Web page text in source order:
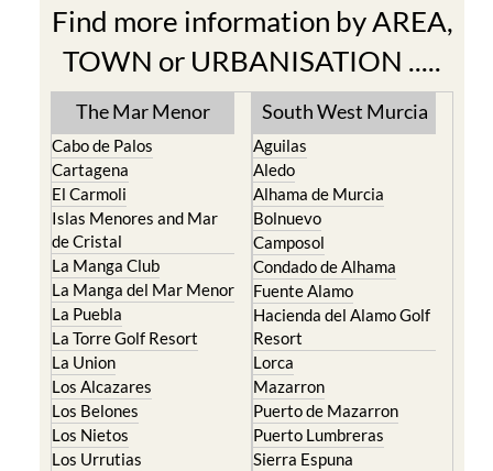
Find more information by AREA,
TOWN or URBANISATION .....
The Mar Menor
Cabo de Palos
Cartagena
El Carmoli
Islas Menores and Mar
de Cristal
La Manga Club
La Manga del Mar Menor
La Puebla
La Torre Golf Resort
La Union
Los Alcazares
Los Belones
Los Nietos
Los Urrutias
South West Murcia
Aguilas
Aledo
Alhama de Murcia
Bolnuevo
Camposol
Condado de Alhama
Fuente Alamo
Hacienda del Alamo Golf
Resort
Lorca
Mazarron
Puerto de Mazarron
Puerto Lumbreras
Sierra Espuna